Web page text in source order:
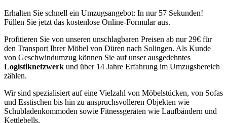
Erhalten Sie schnell ein Umzugsangebot: In nur 57 Sekunden!
Füllen Sie jetzt das kostenlose Online-Formular aus.
Profitieren Sie von unseren unschlagbaren Preisen ab nur 29€ für
den Transport Ihrer Möbel von Düren nach Solingen. Als Kunde
von Geschwindumzug können Sie auf unser ausgedehntes
Logistiknetzwerk und über 14 Jahre Erfahrung im Umzugsbereich
zählen.
Wir sind spezialisiert auf eine Vielzahl von Möbelstücken, von Sofas
und Esstischen bis hin zu anspruchsvolleren Objekten wie
Schubladenkommoden sowie Fitnessgeräten wie Laufbändern und
Kettlebells.